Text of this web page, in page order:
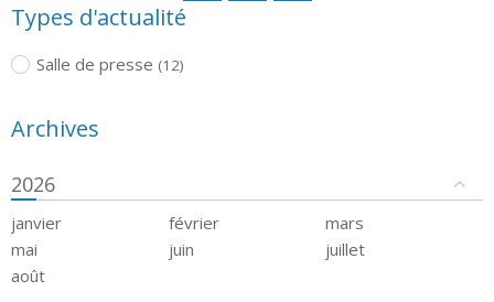
Types d'actualité
Salle de presse (12)
Archives
2026
janvier février
mars
mai
juin
juillet
août